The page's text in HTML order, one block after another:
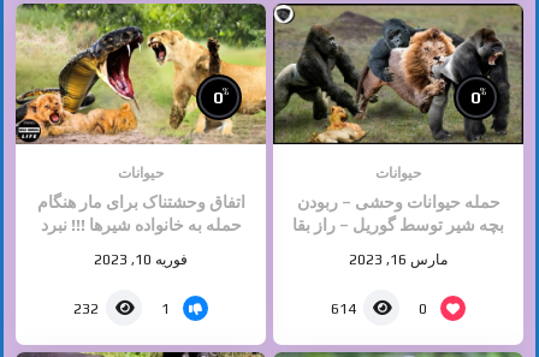
0%
حیوانات
حمله حیوانات وحشی – ربودن
بچه شیر توسط گوریل – راز بقا
مارس 16, 2023
0
614
0%
حیوانات
اتفاق وحشتناک برای مار هنگام
حمله به خانواده شیرها !!! نبرد
فوریه 10, 2023
1
232